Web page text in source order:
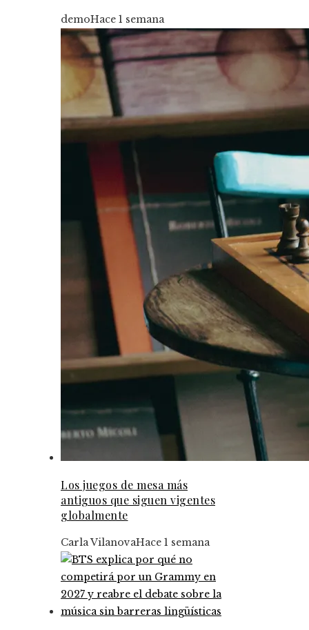
demoHace 1 semana
Los juegos de mesa más
antiguos que siguen vigentes
globalmente
Carla VilanovaHace 1 semana